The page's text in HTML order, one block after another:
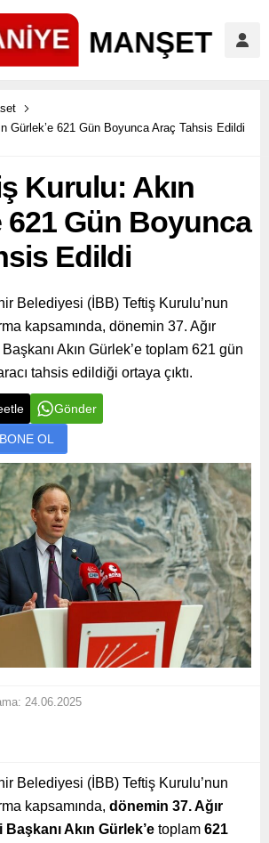
Gürlek’e 621 Gün Boyunca Araç Tahsis Edildi
Kurulu: Akın
621 Gün Boyunca
Edildi
Belediyesi (İBB) Teftiş Kurulu’nun
kapsamında, dönemin 37. Ağır
Akın Gürlek’e toplam 621 gün
tahsis edildiği ortaya çıktı.
Gönder
OL
24.06.2025
Belediyesi (İBB) Teftiş Kurulu’nun
kapsamında, dönemin 37. Ağır
Akın Gürlek’e toplam 621